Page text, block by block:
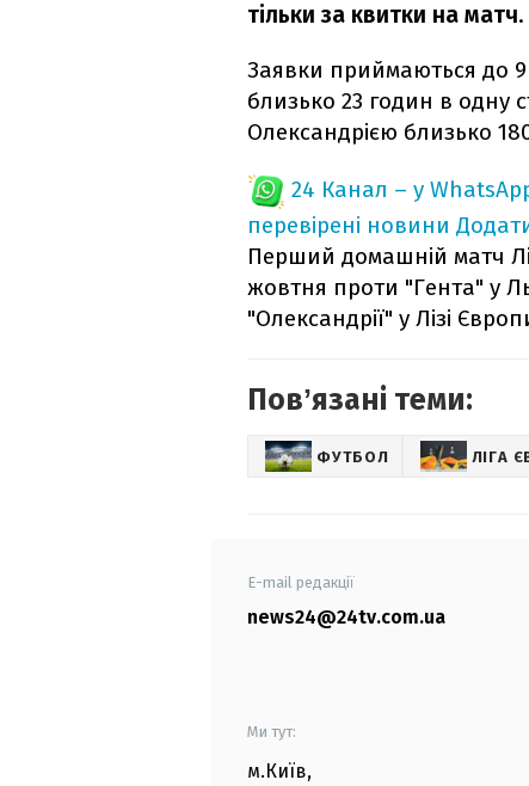
тільки за квитки на матч.
Заявки приймаються до
близько 23 годин в одну
Олександрією близько
24 Канал – у
перевірені новини
Перший домашній матч
жовтня проти "Гента" у
"Олександрії" у Лізі
Повʼязані теми:
ФУТБОЛ ЛІГА
E-mail редакції
news24@24tv.com.ua
Ми тут:
м.Київ,